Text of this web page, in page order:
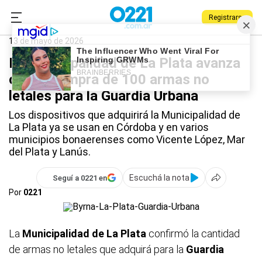
Registrarse
0221.com.ar
Municipalidad de La Plata
13 de mayo de 2026
La Municipalidad de La Plata avanza
con la compra de 100 armas no
letales para la Guardia Urbana
Los dispositivos que adquirirá la Municipalidad de
La Plata ya se usan en Córdoba y en varios
municipios bonaerenses como Vicente López, Mar
del Plata y Lanús.
Seguí a 0221 en
Escuchá la nota
Por 0221
La Municipalidad de La Plata confirmó la cantidad
de armas no letales que adquirá para la Guardia